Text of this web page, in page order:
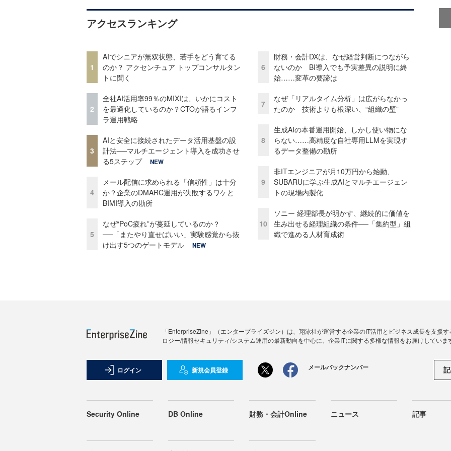
アクセスランキング
1
AIでシニアが無双状態、若手をどう育てる
のか？ アクセンチュア トップコンサルタン
トに聞く
2
全社AI活用率99％のMIXIは、いかにコスト
を最適化しているのか？CTOが語るインフ
ラ運用戦略
3
AIと安全に接続されたデータ活用基盤の設
計法──マルチエージェント導入を成功させ
る5ステップ
NEW
4
メール配信に求められる「信頼性」は十分
か？企業のDMARC運用が失敗するワケと
BIMI導入の勘所
5
なぜ“PoC疲れ”が蔓延しているのか？
──「またやり直せばいい」実験感覚から抜
け出す5つのゲートモデル
NEW
6
財務・会計DXは、なぜ経営判断につながら
ないのか BI導入でも予実差異の説明に終
始……変革の要諦は
7
なぜ「リアルタイム分析」は広がらなかっ
たのか 技術よりも根深い、“組織の壁”
8
生成AIの本番運用開始、しかし使い物にな
らない……高精度な自社専用LLMを実現す
るデータ整備の勘所
9
非ITエンジニアが月10万円から始動、
SUBARUに学ぶ生成AIとマルチエージェン
トの現場内製化
10
ソニー 経理部長が明かす、継続的に価値を
生み出せる経理組織の条件──「集約型」組
織で進める人材育成術
「EnterpriseZine」（エンタープライズジン）は、翔泳社が運営する企業のIT活用とビジネス成長を支援
ロジー/情報セキュリティ/システム運用の最新動向を中心に、企業ITに関する多様な情報をお届けしていま
ログイン 新規会員登録 メールバックナンバー
Security Online DB Online 財務・会計Online ニュース 記事